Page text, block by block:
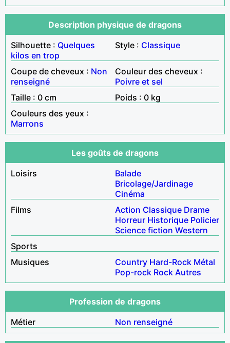
Description physique de dragons
Silhouette : Quelques
kilos en trop
Style : Classique
Coupe de cheveux : Non
renseigné
Couleur des cheveux :
Poivre et sel
Taille : 0 cm
Poids : 0 kg
Couleurs des yeux :
Marrons
Les goûts de dragons
Loisirs
Balade
Bricolage/Jardinage
Cinéma
Films
Action Classique Drame
Horreur Historique Policier
Science fiction Western
Sports
Musiques
Country Hard-Rock Métal
Pop-rock Rock Autres
Profession de dragons
Métier
Non renseigné